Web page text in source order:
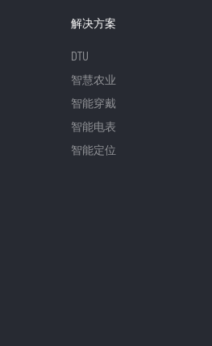
解决方案
DTU
智慧农业
智能穿戴
智能电表
智能定位